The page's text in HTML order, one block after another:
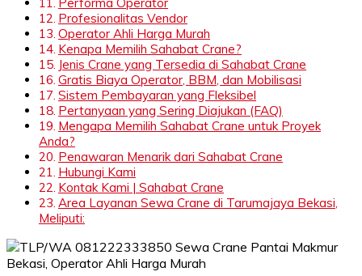
Profesionalitas Vendor
Operator Ahli Harga Murah
Kenapa Memilih Sahabat Crane?
Jenis Crane yang Tersedia di Sahabat Crane
Gratis Biaya Operator, BBM, dan Mobilisasi
Sistem Pembayaran yang Fleksibel
Pertanyaan yang Sering Diajukan (FAQ)
Mengapa Memilih Sahabat Crane untuk Proyek
Anda?
Penawaran Menarik dari Sahabat Crane
Hubungi Kami
Kontak Kami | Sahabat Crane
Area Layanan Sewa Crane di Tarumajaya Bekasi,
Meliputi: